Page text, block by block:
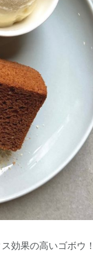
効果の高いゴボウ！